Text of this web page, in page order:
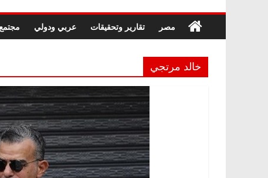
صور .. اعتماد
الوزاري
إنشاء المبنى
قرينة البراءة
حق أصيل
في
درب..
هي
الدرب
مصر تقارير وتحقيقات عربي ودولي
خالد مرتجي